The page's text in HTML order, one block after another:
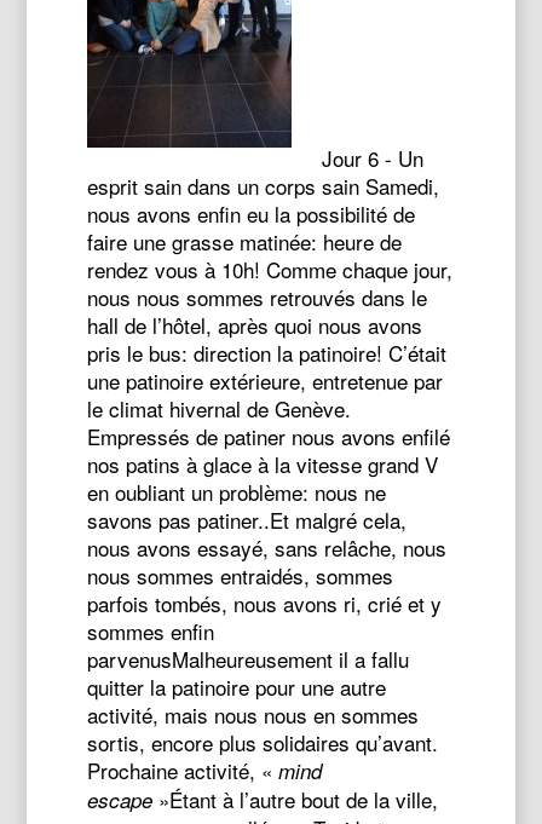
Jour 6 - Un
esprit sain dans un corps sain Samedi,
nous avons enfin eu la possibilité de
faire une grasse matinée: heure de
rendez vous à 10h! Comme chaque jour,
nous nous sommes retrouvés dans le
hall de l’hôtel, après quoi nous avons
pris le bus: direction la patinoire! C’était
une patinoire extérieure, entretenue par
le climat hivernal de Genève.
Empressés de patiner nous avons enfilé
nos patins à glace à la vitesse grand V
en oubliant un problème: nous ne
savons pas patiner..Et malgré cela,
nous avons essayé, sans relâche, nous
nous sommes entraidés, sommes
parfois tombés, nous avons ri, crié et y
sommes enfin
parvenusMalheureusement il a fallu
quitter la patinoire pour une autre
activité, mais nous nous en sommes
sortis, encore plus solidaires qu’avant.
Prochaine activité, «mind
escape »Étant à l’autre bout de la ville,